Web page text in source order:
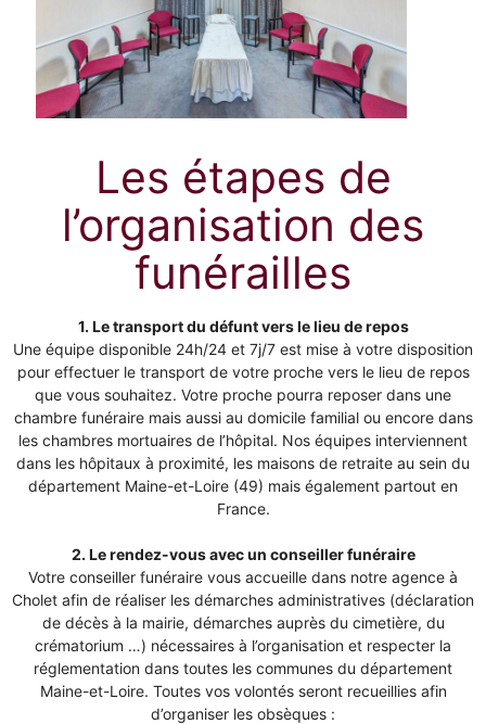
Les étapes de
l’organisation des
funérailles
1. Le transport du défunt vers le lieu de repos
Une équipe disponible 24h/24 et 7j/7 est mise à votre disposition
pour effectuer le transport de votre proche vers le lieu de repos
que vous souhaitez. Votre proche pourra reposer dans une
chambre funéraire mais aussi au domicile familial ou encore dans
les chambres mortuaires de l’hôpital. Nos équipes interviennent
dans les hôpitaux à proximité, les maisons de retraite au sein du
département Maine-et-Loire (49) mais également partout en
France.
2. Le rendez-vous avec un conseiller funéraire
Votre conseiller funéraire vous accueille dans notre agence à
Cholet afin de réaliser les démarches administratives (déclaration
de décès à la mairie, démarches auprès du cimetière, du
crématorium …) nécessaires à l’organisation et respecter la
réglementation dans toutes les communes du département
Maine-et-Loire. Toutes vos volontés seront recueillies afin
d’organiser les obsèques :